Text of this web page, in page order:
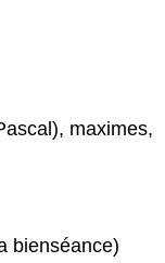
maximes,
bienséance)